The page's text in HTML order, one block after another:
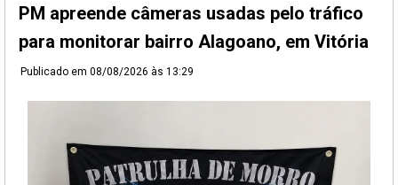
PM apreende câmeras usadas pelo tráfico
para monitorar bairro Alagoano, em Vitória
Publicado em 08/08/2026 às 13:29